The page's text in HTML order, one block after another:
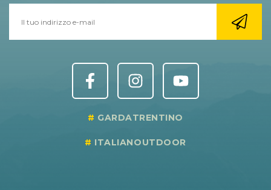
GARDATRENTINO
ITALIANOUTDOOR